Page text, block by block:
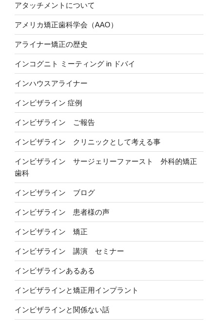
アタッチメントについて
アメリカ矯正歯科学会（AAO）
アライナー矯正の歴史
インコグニト ミーティング in ドバイ
インハウスアライナー
インビザライン 症例
インビザライン ご報告
インビザライン クリニックとして考える事
インビザライン サージェリーファースト 外科的矯正
歯科
インビザライン ブログ
インビザライン 患者様の声
インビザライン 矯正
インビザライン 講演 セミナー
インビザラインあるある
インビザラインと矯正用インプラント
インビザラインと関係ない話